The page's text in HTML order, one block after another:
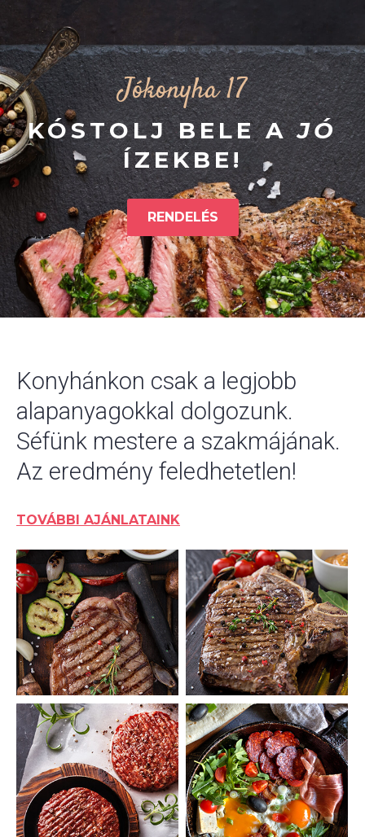
Jókonyha 17
KÓSTOLJ BELE AJÓ
ÍZEKBE!
RENDELÉS
Konyhánkon csak a legjobb
alapanyagokkal dolgozunk.
Séfünk mestere a szakmájának.
Az eredmény feledhetetlen!
TOVÁBBI AJÁNLATAINK